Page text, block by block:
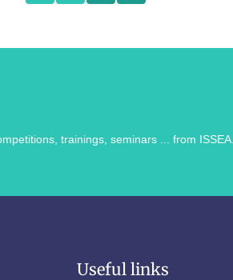
trainings, seminars ... from ISSEA.
Useful links